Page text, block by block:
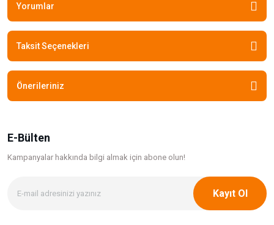
Yorumlar
Taksit Seçenekleri
Önerileriniz
E-Bülten
Kampanyalar hakkında bilgi almak için abone olun!
Kayıt Ol